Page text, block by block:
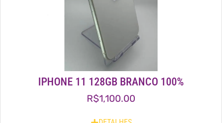
IPHONE 11 128GB BRANCO 100%
R$1,100.00